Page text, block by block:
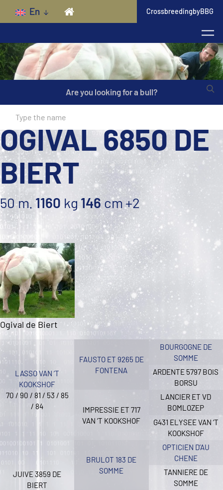
Skip to main content
En CrossbreedingbyBBG
Are you looking for a bull?
OGIVAL 6850 DE
BIERT
50 m. 1160 kg 146cm +2
Ogival de Biert
LASSO VAN ‘T
KOOKSHOF
70 / 90 / 81 / 53 / 85
/ 84
FAUSTO ET 9265 DE
FONTENA
IMPRESSIE ET 717
VAN ‘T KOOKSHOF
BOURGOGNE DE
SOMME
ARDENTE 5797 BOIS
BORSU
LANCIER ET VD
BOMLOZEP
G431 ELYSEE VAN ‘T
KOOKSHOF
JUIVE 3859 DE
BIERT
BRULOT 183 DE
SOMME
OPTICIEN D’AU
CHENE
TANNIERE DE
SOMME